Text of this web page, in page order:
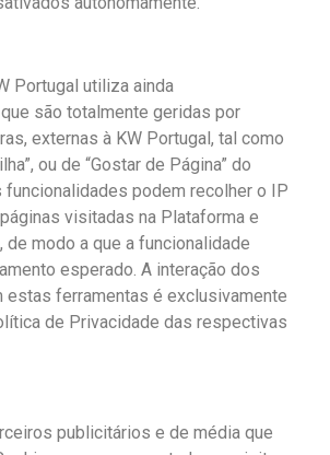
Portugal utiliza ainda
são totalmente geridas por
externas à KW Portugal, tal como
ou de “Gostar de Página” do
funcionalidades podem recolher o IP
visitadas na Plataforma e
de modo a que a funcionalidade
esperado. A interação dos
estas ferramentas é exclusivamente
de Privacidade das respectivas
publicitários e de média que